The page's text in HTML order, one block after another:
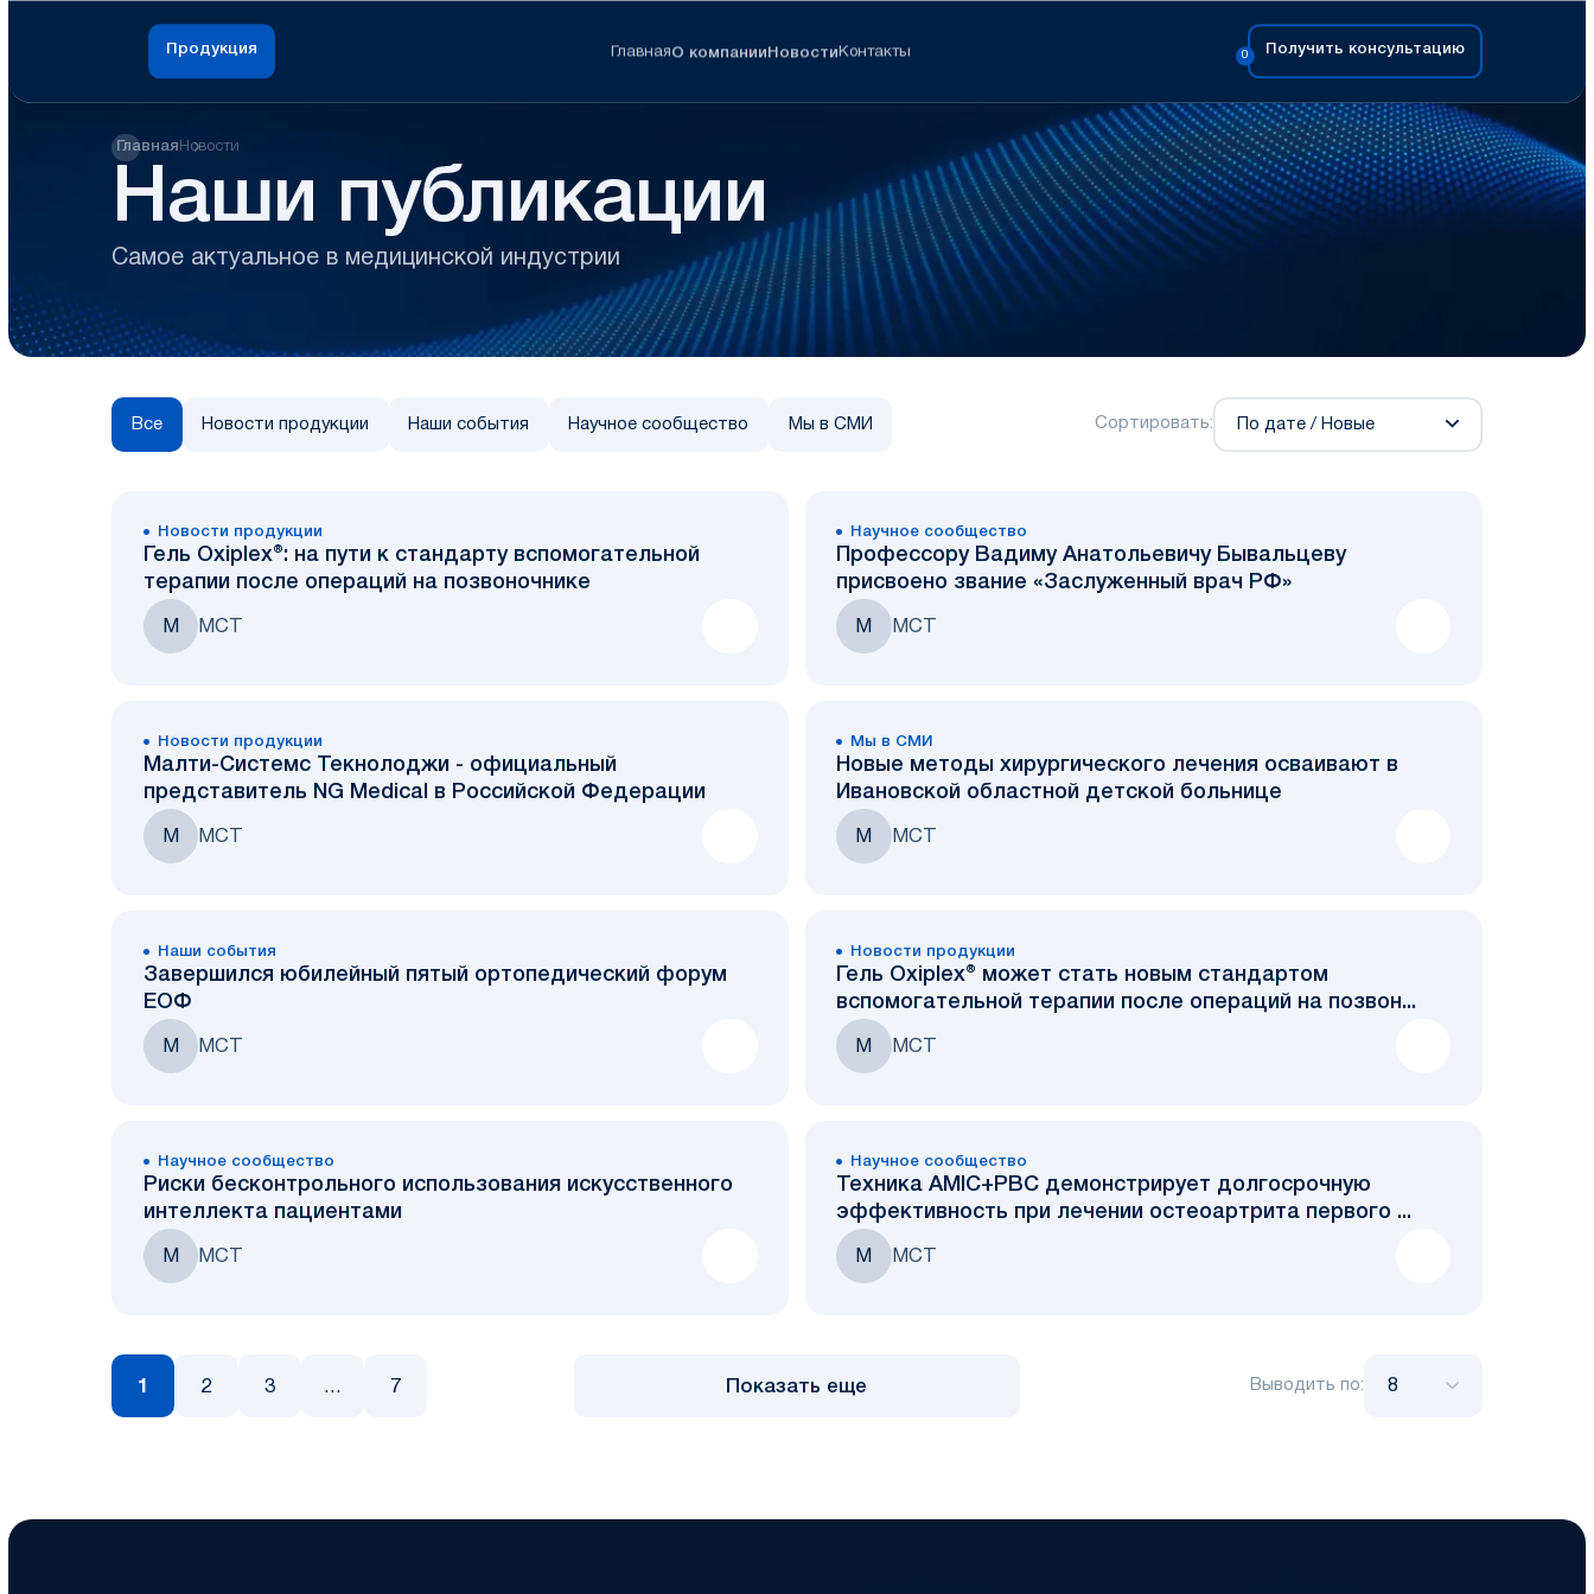
Продукция ГлавнаяО компанииНовостиКонтакты 0 Получить консультацию
Главная Новости
Наши публикации
Самое актуальное в медицинской индустрии
Все Новости продукции Наши события Научное сообщество Мы в СМИ Сортировать:
Новости продукции
Гель Oxiplex®: на пути к стандарту вспомогательной
терапии после операций на позвоночнике
М МСТ
Научное сообщество
Профессору Вадиму Анатольевичу Бывальцеву
присвоено звание «Заслуженный врач РФ»
М МСТ
Новости продукции
Малти-Системс Текнолоджи - официальный
представитель NG Medical в Российской Федерации
М МСТ
Мы в СМИ
Новые методы хирургического лечения осваивают в
Ивановской областной детской больнице
М МСТ
Наши события
Завершился юбилейный пятый ортопедический форум
ЕОФ
М МСТ
Новости продукции
Гель Oxiplex® может стать новым стандартом
вспомогательной терапии после операций на позвон...
М МСТ
Научное сообщество
Риски бесконтрольного использования искусственного
интеллекта пациентами
М МСТ
Научное сообщество
Техника AMIC+PBC демонстрирует долгосрочную
эффективность при лечении остеоартрита первого ...
М МСТ
1 2 3 ... 7 Показать еще Выводить по: